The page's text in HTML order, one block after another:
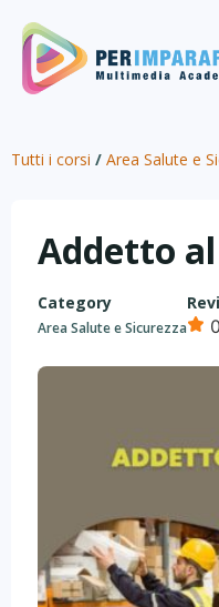
Tutti i corsi / Area Salute e
Addetto
Category
Area Salute e Sicurezza